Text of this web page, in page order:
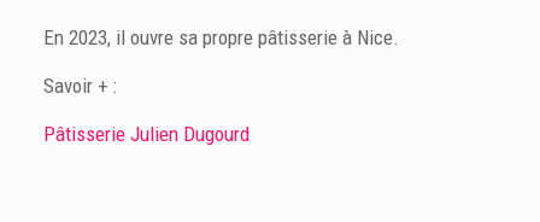
En 2023, il ouvre sa propre pâtisserie à Nice.
Savoir + :
Pâtisserie Julien Dugourd